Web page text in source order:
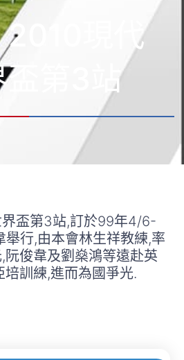
2010現代
第3站
盃第3站,訂於99年4/6-
行,由本會林生祥教練,率
阮俊韋及劉燊鴻等遠赴英
培訓練,進而為國爭光.